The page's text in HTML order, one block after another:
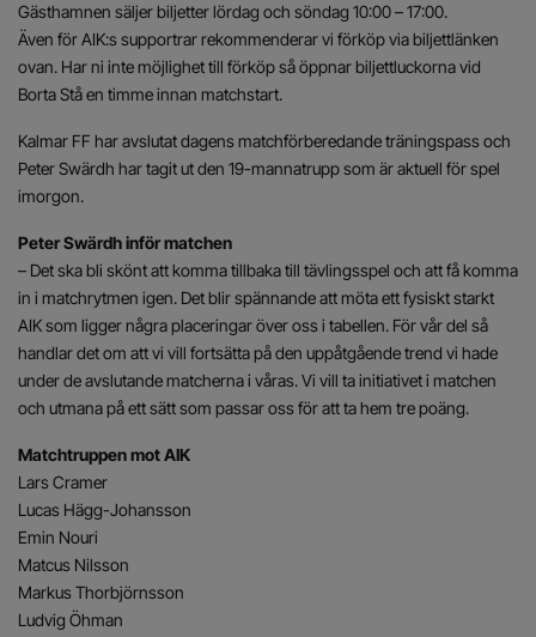
Gästhamnen säljer biljetter lördag och söndag 10:00 – 17:00.
Även för AIK:s supportrar rekommenderar vi förköp via biljettlänken
ovan. Har ni inte möjlighet till förköp så öppnar biljettluckorna vid
Borta Stå en timme innan matchstart.
Kalmar FF har avslutat dagens matchförberedande träningspass och
Peter Swärdh har tagit ut den 19-mannatrupp som är aktuell för spel
imorgon.
Peter Swärdh inför matchen
– Det ska bli skönt att komma tillbaka till tävlingsspel och att få komma
in i matchrytmen igen. Det blir spännande att möta ett fysiskt starkt
AIK som ligger några placeringar över oss i tabellen. För vår del så
handlar det om att vi vill fortsätta på den uppåtgående trend vi hade
under de avslutande matcherna i våras. Vi vill ta initiativet i matchen
och utmana på ett sätt som passar oss för att ta hem tre poäng.
Matchtruppen mot AIK
Lars Cramer
Lucas Hägg-Johansson
Emin Nouri
Matcus Nilsson
Markus Thorbjörnsson
Ludvig Öhman